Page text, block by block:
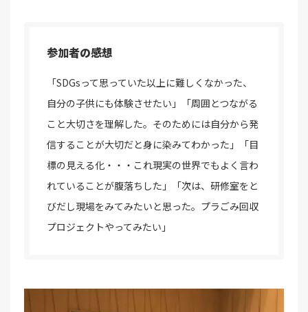
参加者の感想
「SDGsって思っていた以上に難しくなかった、
自分の子供にも体験させたい」「周囲とつながる
こと大切さを理解した。そのためには自分から発
信することが大切だと身に染みてわかった」「目
標の見える化・・・これ現実の世界でもよく言わ
れていることが腹落ちした」「次は、研修室をと
びだし現場をみてみたいと思った。プラごみ回収
プロジェクトやってみたい」